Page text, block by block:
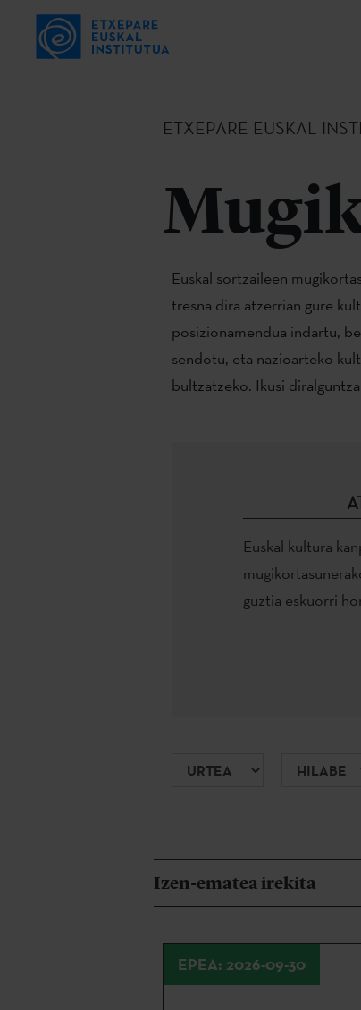
ETXEPARE EUSKAL
Euskal sortzaileen
tresna dira atzerrian gure
posizionamendua indartu,
sendotu, eta nazioarteko
bultzatzeko. Ikusi
Euskal kultura
guztia eskuorri
Urtea Hilabetea
Izen-ematea irekita
EPEA: 2026-09-30